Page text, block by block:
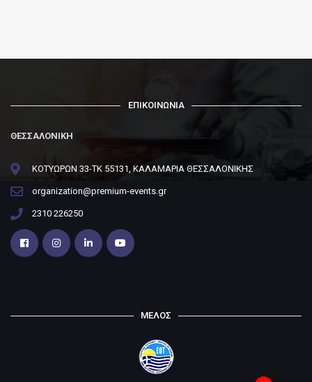
ΕΠΙΚΟΙΝΩΝΙΑ
ΘΕΣΣΑΛΟΝΙΚΗ
ΚΟΤΥΩΡΩΝ 33-ΤΚ 55131, ΚΑΛΑΜΑΡΙΑ ΘΕΣΣΑΛΟΝΙΚΗΣ
organization@premium-events.gr
2310 226250
ΜΕΛΟΣ